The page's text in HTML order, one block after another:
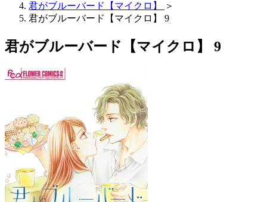
君がブルーバード【マイクロ】
＞
君がブルーバード【マイクロ】 9
君がブルーバード【マイクロ】 9